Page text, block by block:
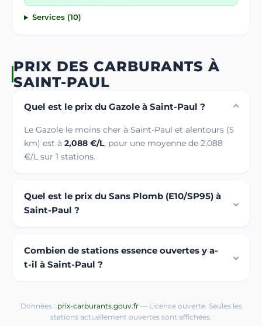
Services (10)
PRIX DES CARBURANTS À
SAINT-PAUL
Quel est le prix du Gazole à Saint-Paul ?
Le Gazole le moins cher à Saint-Paul et alentours (5
km) est à 2,088 €/L, pour une moyenne de 2,088
€/L sur 1 stations.
Quel est le prix du Sans Plomb (E10/SP95) à
Saint-Paul ?
Combien de stations essence ouvertes y a-
t-il à Saint-Paul ?
Données : prix-carburants.gouv.fr— Licence ouverte. Seules les
stations actuellement ouvertes sont affichées.